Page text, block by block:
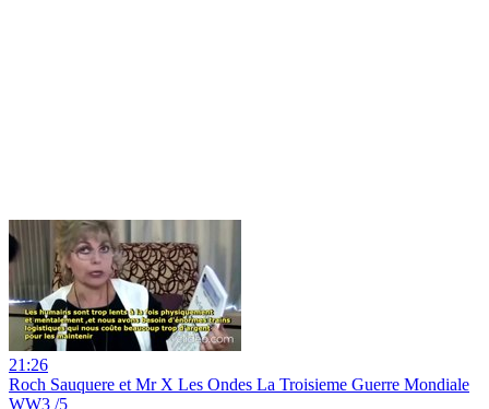
21:26
Roch Sauquere et Mr X Les Ondes La Troisieme Guerre Mondiale
WW3 /5